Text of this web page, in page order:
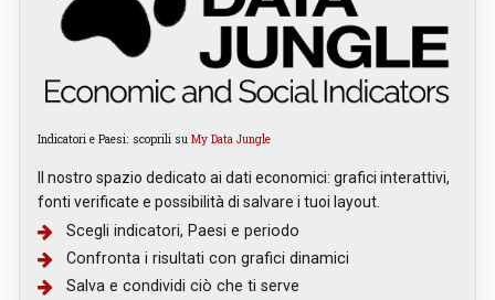
Indicatori e Paesi: scoprili su My Data Jungle
Il nostro spazio dedicato ai dati economici: grafici interattivi,
fonti verificate e possibilità di salvare i tuoi layout.
Scegli indicatori, Paesi e periodo
Confronta i risultati con grafici dinamici
Salva e condividi ciò che ti serve